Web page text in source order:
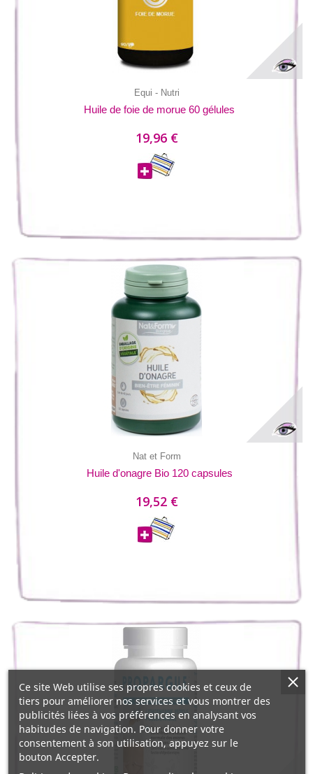
Equi - Nutri
Huile de foie de morue 60 gélules
19,96 €
Nat et Form
Huile d'onagre Bio 120 capsules
19,52 €
Ce site Web utilise ses propres cookies et ceux de
tiers pour améliorer nos services et vous montrer des
publicités liées à vos préférences en analysant vos
habitudes de navigation. Pour donner votre
consentement à son utilisation, appuyez sur le
bouton Accepter.